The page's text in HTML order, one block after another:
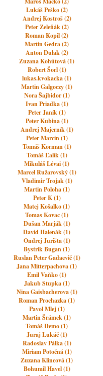
Lukáš Peško (2)
Andrej Kostroš (2)
Peter Zeleňák (2)
Roman Kopil (2)
Martin Gedra (2)
Anton Dulak (2)
Zuzana Kohútová (1)
Robert Šorl (1)
lukas.kvokacka (1)
Martin Galgoczy (1)
Nora Šajbidor (1)
Ivan Priadka (1)
Peter Janík (1)
Peter Kubina (1)
Andrej Majerník (1)
Peter Marcin (1)
Tomáš Korman (1)
Tomáš Ľalík (1)
Mikuláš Lévai (1)
Marcel Ružarovský (1)
Vladimir Trojak (1)
Martin Poloha (1)
Peter K (1)
Matej Košalko (1)
Tomas Kovac (1)
Dušan Marják (1)
David Halenák (1)
Ondrej Jurišta (1)
Bystrik Bugan (1)
Ruslan Peter Gadaevič (1)
Jana Mitterpachova (1)
Emil Vaňko (1)
Jakub Stupka (1)
Nina Gaisbacherova (1)
Roman Prochazka (1)
Pavol Mlej (1)
Martin Šrámek (1)
Tomáš Demo (1)
Juraj Lukáč (1)
Radoslav Pálka (1)
Miriam Potočná (1)
Zuzana Klincová (1)
Bohumil Havel (1)